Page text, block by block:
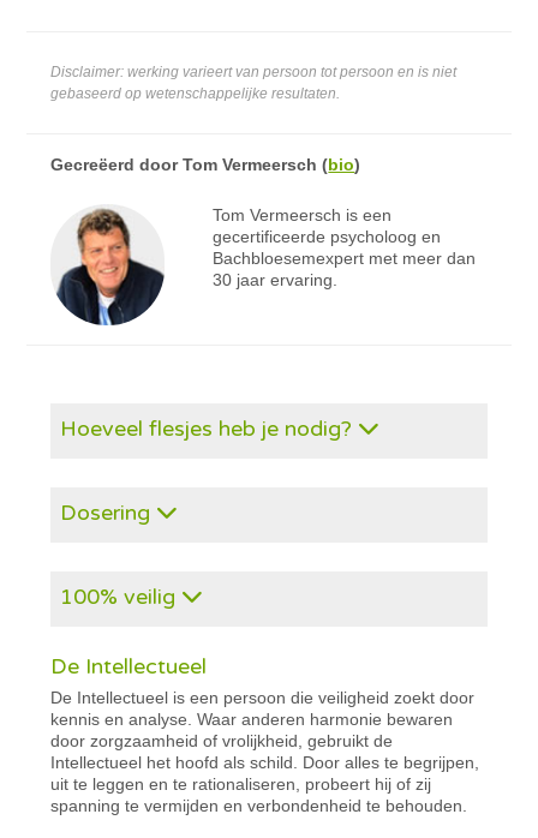
Disclaimer: werking varieert van persoon tot persoon en is niet
gebaseerd op wetenschappelijke resultaten.
Gecreëerd doorTom Vermeersch (bio)
Tom Vermeersch is een
gecertificeerde psycholoog en
Bachbloesemexpert met meer dan
30 jaar ervaring.
Hoeveel flesjes heb je nodig?
Dosering
100% veilig
De Intellectueel
De Intellectueel is een persoon die veiligheid zoekt door
kennis en analyse. Waar anderen harmonie bewaren
door zorgzaamheid of vrolijkheid, gebruikt de
Intellectueel het hoofd als schild. Door alles te begrijpen,
uit te leggen en te rationaliseren, probeert hij of zij
spanning te vermijden en verbondenheid te behouden.